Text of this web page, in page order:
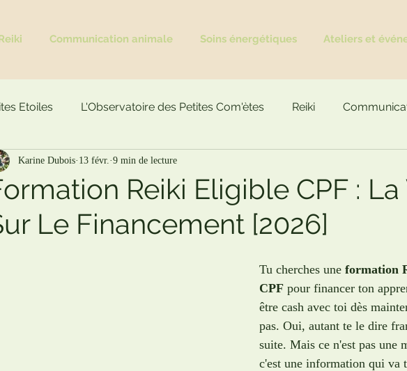
Communication animale Soins énergétiques Ateliers et
Etoiles L'Observatoire des Petites Com'ètes Reiki
Reiki Eligible CPF : La
Le Financement [2026]
Karine Dubois 13 févr. 9 min de lecture
Tu cherches une formation
CPF pour financer ton
être cash avec toi dès
pas. Oui, autant te le dire
suite. Mais ce n'est pas une
c'est une information qui va